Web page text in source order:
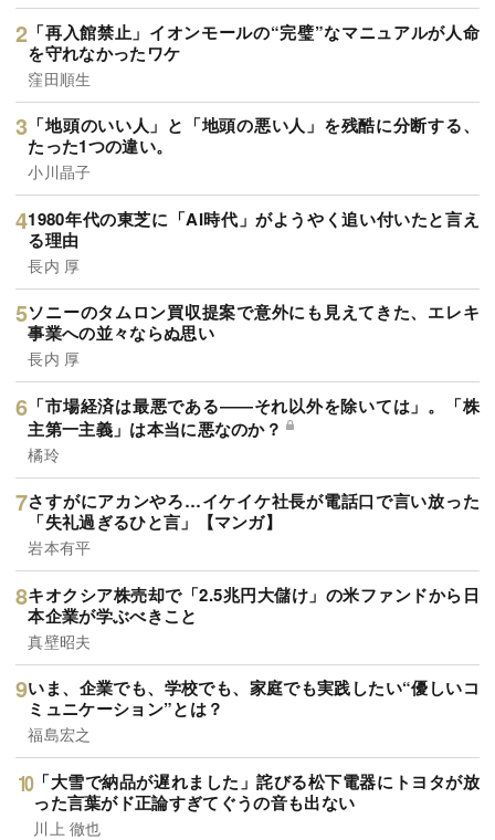
「再入館禁止」イオンモールの“完璧”なマニュアルが人命
を守れなかったワケ
窪田順生
「地頭のいい人」と「地頭の悪い人」を残酷に分断する、
たった1つの違い。
小川晶子
1980年代の東芝に「AI時代」がようやく追い付いたと言え
る理由
長内 厚
ソニーのタムロン買収提案で意外にも見えてきた、エレキ
事業への並々ならぬ思い
長内 厚
「市場経済は最悪である――それ以外を除いては」。「株
主第一主義」は本当に悪なのか？
橘玲
さすがにアカンやろ…イケイケ社長が電話口で言い放った
「失礼過ぎるひと言」【マンガ】
岩本有平
キオクシア株売却で「2.5兆円大儲け」の米ファンドから日
本企業が学ぶべきこと
真壁昭夫
いま、企業でも、学校でも、家庭でも実践したい“優しいコ
ミュニケーション”とは？
福島宏之
「大雪で納品が遅れました」詫びる松下電器にトヨタが放
った言葉がド正論すぎてぐうの音も出ない
川上 徹也